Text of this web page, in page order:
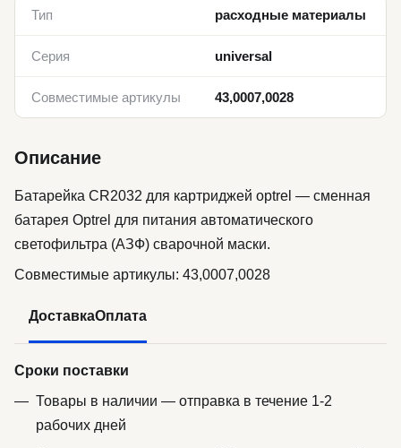
Тип расходные материалы
Серия universal
Совместимые артикулы 43,0007,0028
Описание
Батарейка CR2032 для картриджей optrel — сменная
батарея Optrel для питания автоматического
светофильтра (АЗФ) сварочной маски.
Совместимые артикулы: 43,0007,0028
ДоставкаОплата
Сроки поставки
Товары в наличии — отправка в течение 1-2
рабочих дней